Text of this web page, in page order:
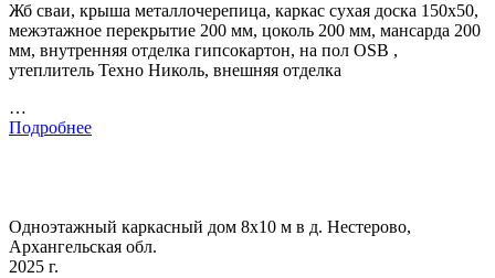
Жб сваи, крыша металлочерепица, каркас сухая доска 150х50,
межэтажное перекрытие 200 мм, цоколь 200 мм, мансарда 200
мм, внутренняя отделка гипсокартон, на пол OSB ,
утеплитель Техно Николь, внешняя отделка
…
Подробнее
Одноэтажный каркасный дом 8х10 м в д. Нестерово,
Архангельская обл.
2025 г.